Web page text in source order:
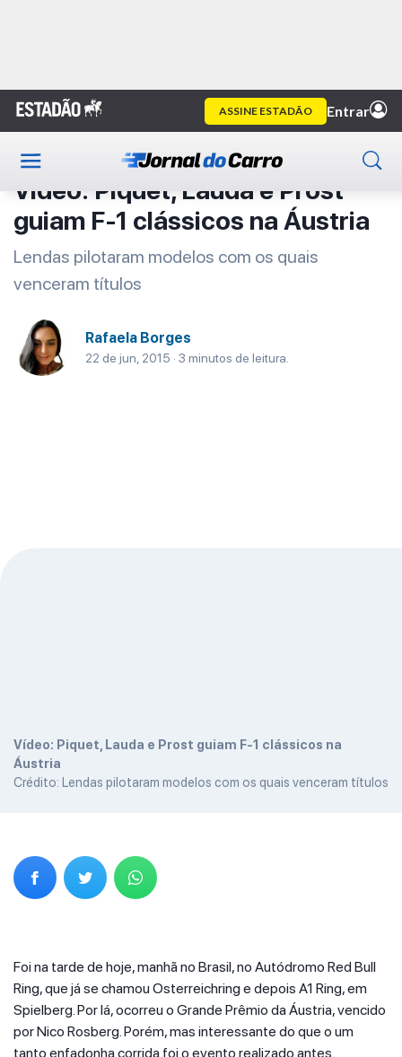
Primeira Classe
Vídeo: Piquet, Lauda e Prost
guiam F-1 clássicos na Áustria
Lendas pilotaram modelos com os quais
venceram títulos
Rafaela Borges
22 de jun, 2015 · 3 minutos de leitura.
Vídeo: Piquet, Lauda e Prost guiam F-1 clássicos na
Áustria
Crédito: Lendas pilotaram modelos com os quais venceram títulos
Foi na tarde de hoje, manhã no Brasil, no Autódromo Red Bull
Ring, que já se chamou Osterreichring e depois A1 Ring, em
Spielberg. Por lá, ocorreu o Grande Prêmio da Áustria, vencido
por Nico Rosberg. Porém, mas interessante do que o um
tanto enfadonha corrida foi o evento realizado antes.